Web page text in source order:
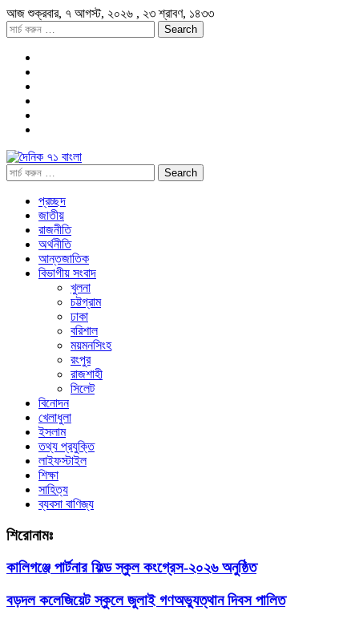
আজশুক্রবার, ৭ আগস্ট, ২০২৬ , ২৩ শ্রাবণ, ১৪৩৩
প্রচ্ছদ
জাতীয়
রাজনীতি
অর্থনীতি
আন্তজাতিক
বিভাগীয় সংবাদ
খুলনা
চট্টগ্রাম
ঢাকা
বরিশাল
ময়মনসিংহ
রংপুর
রাজশাহী
সিলেট
বিনোদন
খেলাধুলা
ইসলাম
তথ্য প্রযুক্তি
লাইফস্টাইল
শিক্ষা
সাহিত্য
ব্যবসা বাণিজ্য
শিরোনামঃ
কালিগঞ্জে পার্টনার ফিল্ড স্কুল কংগ্রেস-২০২৬ অনুষ্ঠিত
বড়দল কলেজিয়েট স্কুলে জুলাই গণঅভ্যুত্থান দিবস পালিত